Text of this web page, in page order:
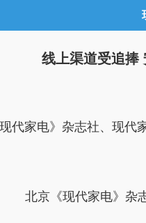
线上渠道受追捧
家电》杂志社、现代
北京《现代家电》杂